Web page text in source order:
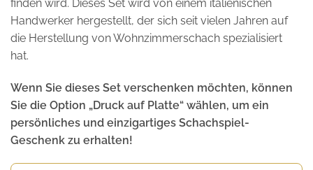
finden wird. Dieses Set wird von einem italienischen
Handwerker hergestellt, der sich seit vielen Jahren auf
die Herstellung von Wohnzimmerschach spezialisiert
hat.
Wenn Sie dieses Set verschenken möchten, können
Sie die Option „Druck auf Platte“ wählen, um ein
persönliches und einzigartiges Schachspiel-
Geschenk zu erhalten!